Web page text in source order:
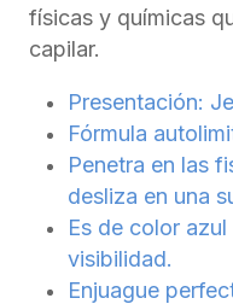
físicas y químicas
capilar.
Presentación:
Fórmula
Penetra en las
desliza en una
Es de color
visibilidad.
Enjuague